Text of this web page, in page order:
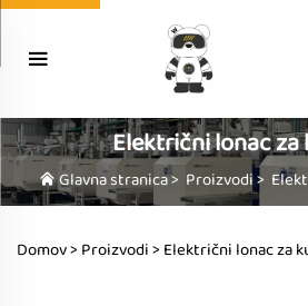
Električni lonac za
Glavna stranica> Proizvodi>
Domov > Proizvodi> Električni lonac za